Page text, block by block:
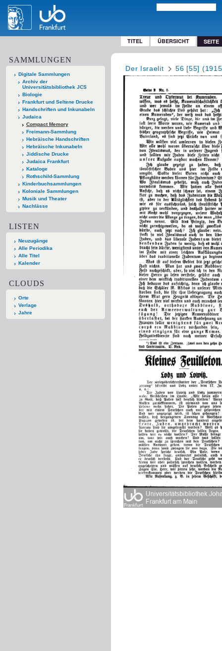
TITEL ÜBERSICHT SEITE
SAMMLUNGEN
Digitale Sammlungen
Archiv der
Universitätsbibliothek JCS
Biologie
Frankfurt und Seltene Drucke
Handschriften und Inkunabeln
Judaica
Compact Memory
Freimann-Sammlung
Hebräische Handschriften
Hebräische Inkunabeln
Jiddische Drucke
Judaica Frankfurt
Kataloge
Rothschild-Sammlung
Kinderbuchsammlungen
Koloniale Sammlungen
Musik und Theater
Nachlässe
LISTEN
Neuzugänge
Alle Periodika
Alle Titel
Kalender
CLOUDS
Orte
Verlage
Jahre
Der Israelit 56 [55]